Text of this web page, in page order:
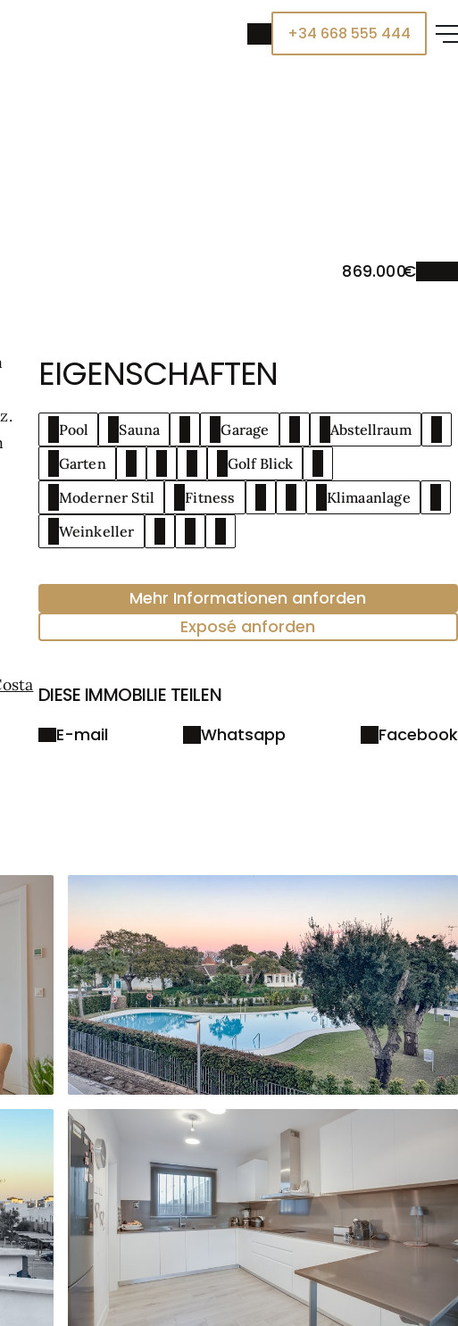
+34 668 555 444
869.000
EIGENSCHAFTEN
Pool Sauna Garage
Abstellraum
Garten
Golf Blick
Moderner Stil
Fitness
Klimaanlage
Weinkeller
Mehr Informationen anforden
Exposé anforden
DIESE IMMOBILIE TEILEN
E-mail Whatsapp Facebook